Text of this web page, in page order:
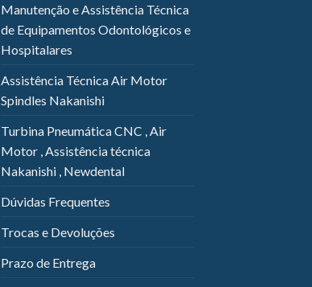
Manutenção e Assistência Técnica
de Equipamentos Odontológicos e
Hospitalares
Assistência Técnica Air Motor
Spindles Nakanishi
Turbina Pneumática CNC , Air
Motor , Assistência técnica
Nakanishi , Newdental
Dúvidas Frequentes
Trocas e Devoluções
Prazo de Entrega